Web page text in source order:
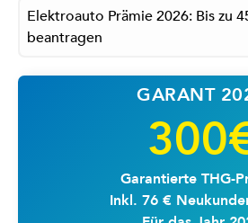
Elektroauto Prämie 2026: Bis zu
beantragen
GARANT
Garantierte THG-
Inkl. 76 €